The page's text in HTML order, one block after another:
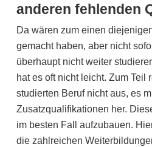
anderen fehlenden
Da wären zum einen
gemacht haben, aber nicht
überhaupt nicht weiter
hat es oft nicht leicht. Zum Teil
studierten Beruf nicht aus, es
Zusatzqualifikationen her.
im besten Fall aufzubauen.
die zahlreichen